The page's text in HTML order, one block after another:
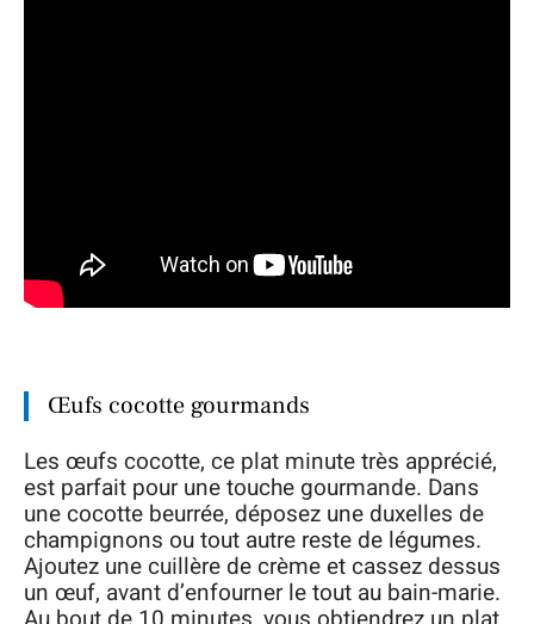
Œufs cocotte gourmands
Les œufs cocotte, ce plat minute très apprécié,
est parfait pour une touche gourmande. Dans
une cocotte beurrée, déposez une duxelles de
champignons ou tout autre reste de légumes.
Ajoutez une cuillère de crème et cassez dessus
un œuf, avant d’enfourner le tout au bain-marie.